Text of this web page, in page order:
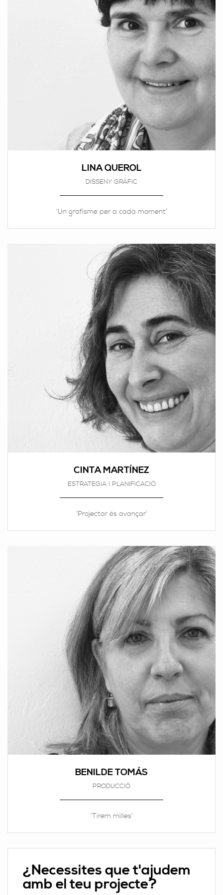
LINA QUEROL
DISSENY GRÀFIC
‘Un grafisme per a cada moment’
CINTA MARTÍNEZ
ESTRATEGIA I PLANIFICACIÓ
‘Projectar és avançar’
BENILDE TOMÁS
PRODUCCIÓ
‘Tirem milles’
¿Necessites que t'ajudem
amb el teu projecte?